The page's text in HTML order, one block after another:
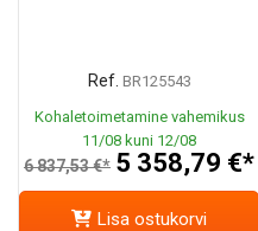
Ref. BR125543
Kohaletoimetamine vahemikus
11/08 kuni 12/08
6 837,53 €* 5 358,79 €*
Lisa ostukorvi